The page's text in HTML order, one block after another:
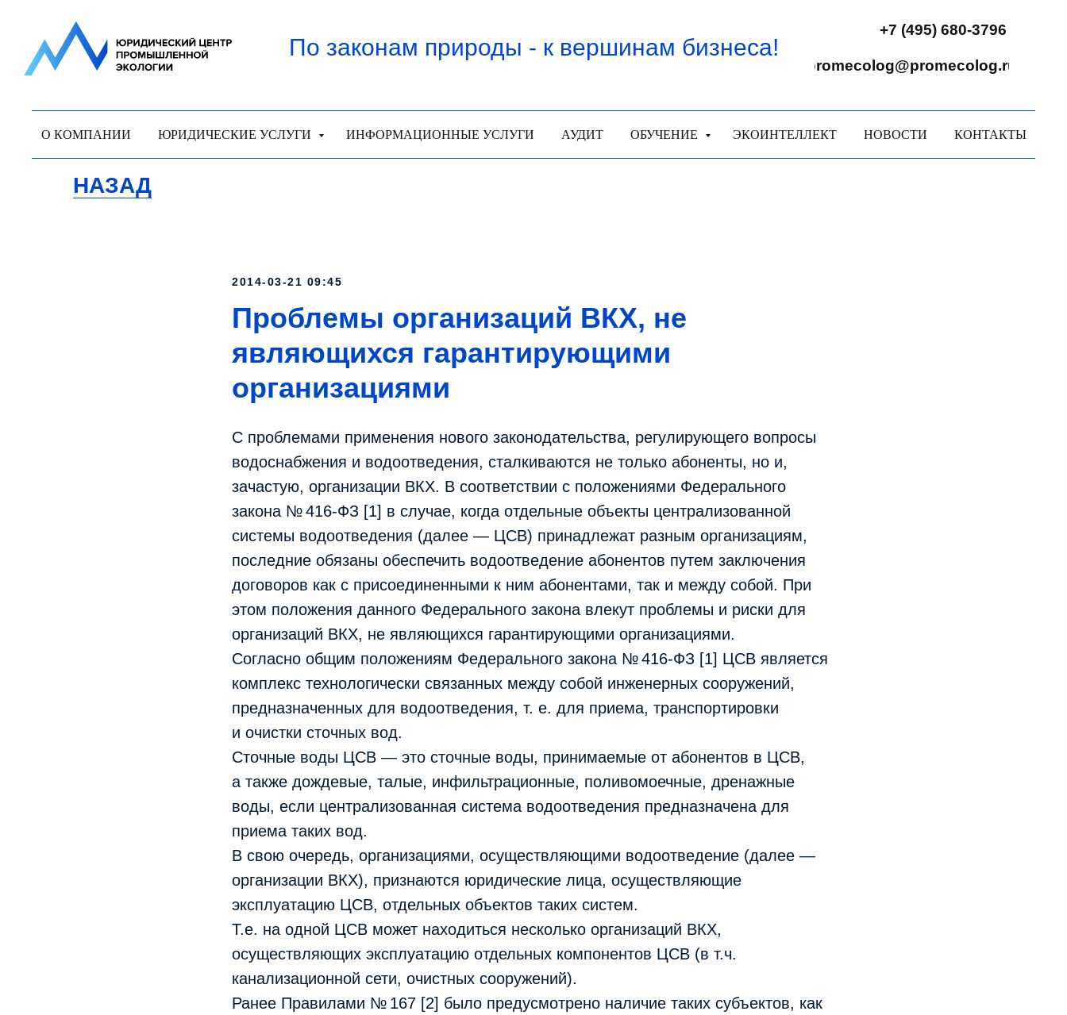
По законам природы - к вершинам бизнеса!
+7 (495) 680-3796
promecolog@promecolog.ru
О КОМПАНИИ ЮРИДИЧЕСКИЕ УСЛУГИ ИНФОРМАЦИОННЫЕ УСЛУГИ АУДИТ ОБУЧЕНИЕ ЭКОИНТЕЛЛЕКТ НОВОСТИ КОНТАКТЫ
НАЗАД
2014-03-21 09:45
Проблемы организаций ВКХ, не
являющихся гарантирующими
организациями
С проблемами применения нового законодательства, регулирующего вопросы
водоснабжения и водоотведения, сталкиваются не только абоненты, но и,
зачастую, организации ВКХ. В соответствии с положениями Федерального
закона № 416-ФЗ [1] в случае, когда отдельные объекты централизованной
системы водоотведения (далее — ЦСВ) принадлежат разным организациям,
последние обязаны обеспечить водоотведение абонентов путем заключения
договоров как с присоединенными к ним абонентами, так и между собой. При
этом положения данного Федерального закона влекут проблемы и риски для
организаций ВКХ, не являющихся гарантирующими организациями.
Согласно общим положениям Федерального закона № 416-ФЗ [1] ЦСВ является
комплекс технологически связанных между собой инженерных сооружений,
предназначенных для водоотведения, т. е. для приема, транспортировки
и очистки сточных вод.
Сточные воды ЦСВ — это сточные воды, принимаемые от абонентов в ЦСВ,
а также дождевые, талые, инфильтрационные, поливомоечные, дренажные
воды, если централизованная система водоотведения предназначена для
приема таких вод.
В свою очередь, организациями, осуществляющими водоотведение (далее —
организации ВКХ), признаются юридические лица, осуществляющие
эксплуатацию ЦСВ, отдельных объектов таких систем.
Т.е. на одной ЦСВ может находиться несколько организаций ВКХ,
осуществляющих эксплуатацию отдельных компонентов ЦСВ (в т.ч.
канализационной сети, очистных сооружений).
Ранее Правилами № 167 [2] было предусмотрено наличие таких субъектов, как